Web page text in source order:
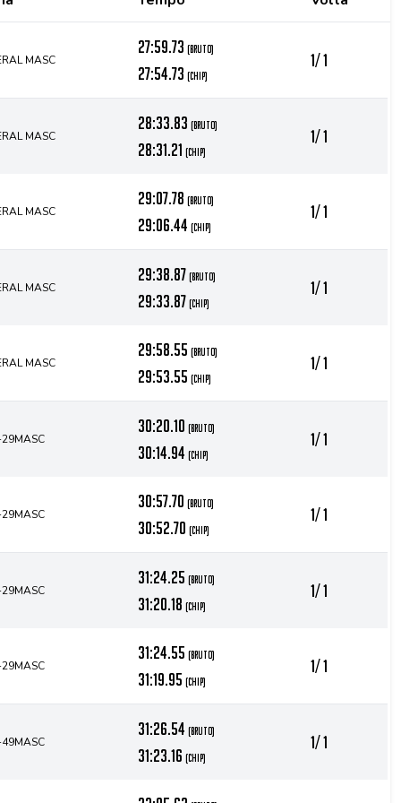
MASC
27:59.73 (bruto)
27:54.73 (chip)
1/ 1
MASC
28:33.83 (bruto)
28:31.21 (chip)
1/ 1
MASC
29:07.78 (bruto)
29:06.44 (chip)
1/ 1
MASC
29:38.87 (bruto)
29:33.87 (chip)
1/ 1
MASC
29:58.55 (bruto)
29:53.55 (chip)
1/ 1
30:20.10 (bruto)
30:14.94 (chip)
1/ 1
30:57.70 (bruto)
30:52.70 (chip)
1/ 1
31:24.25 (bruto)
31:20.18 (chip)
1/ 1
31:24.55 (bruto)
31:19.95 (chip)
1/ 1
31:26.54 (bruto)
31:23.16 (chip)
1/ 1